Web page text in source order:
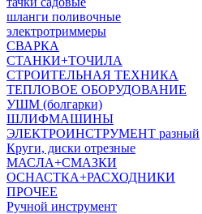
шланги поливочные
электротриммеры
СВАРКА
СТАНКИ+ТОЧИЛА
СТРОИТЕЛЬНАЯ ТЕХНИКА
ТЕПЛОВОЕ ОБОРУДОВАНИЕ
УШМ (болгарки)
ШЛИФМАШИНЫ
ЭЛЕКТРОИНСТРУМЕНТ разный
Круги, диски отрезные
МАСЛА+СМАЗКИ
ОСНАСТКА+РАСХОДНИКИ
ПРОЧЕЕ
Ручной инструмент